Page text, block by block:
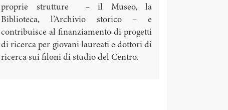
proprie strutture – il Museo, la
Biblioteca, l’Archivio storico – e
contribuisce al finanziamento di progetti
di ricerca per giovani laureati e dottori di
ricerca sui filoni di studio del Centro.